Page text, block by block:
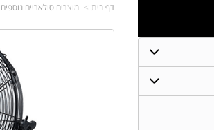
דף בית מוצרים סולאריים נוספים